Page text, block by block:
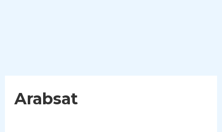
Arabsat